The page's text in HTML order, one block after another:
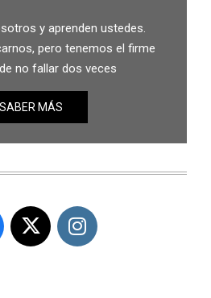
y aprenden ustedes.
pero tenemos el firme
no fallar dos veces
SABER MÁS